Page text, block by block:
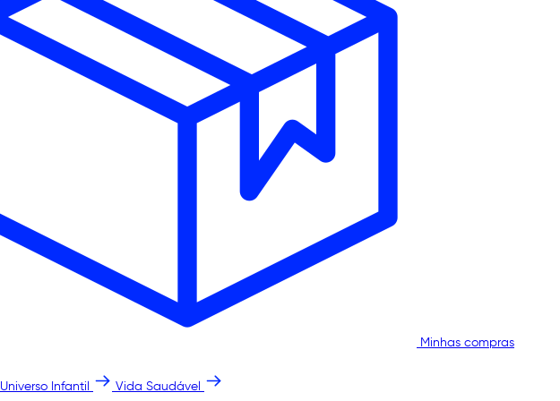
Minhas compras
Universo Infantil Vida Saudável